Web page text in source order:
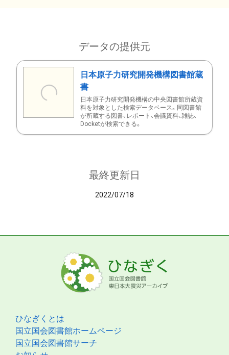
データの提供元
日本原子力研究開発機構図書館蔵
書
日本原子力研究開発機構の中央図書館所蔵資
料を対象とした検索データベース。同図書館
が所蔵する図書、レポート、会議資料、雑誌、
Docketが検索できる。
最終更新日
2022/07/18
ひなぎくとは
国立国会図書館ホームページ
国立国会図書館サーチ